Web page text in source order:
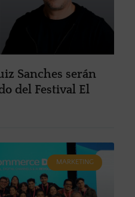
Sanches serán
del Festival El
MARKETING